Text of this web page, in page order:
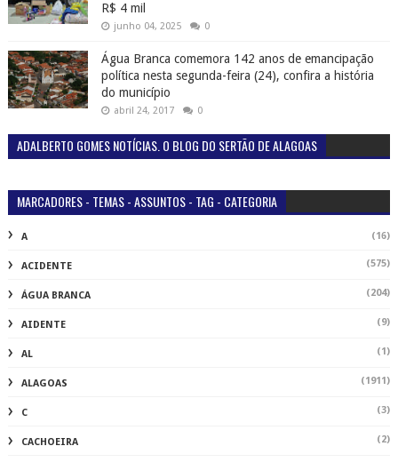
R$ 4 mil
junho 04, 2025 0
Água Branca comemora 142 anos de emancipação
política nesta segunda-feira (24), confira a história
do município
abril 24, 2017 0
ADALBERTO GOMES NOTÍCIAS. O BLOG DO SERTÃO DE ALAGOAS
MARCADORES - TEMAS - ASSUNTOS - TAG - CATEGORIA
A (16)
ACIDENTE (575)
ÁGUA BRANCA (204)
AIDENTE (9)
AL (1)
ALAGOAS (1911)
C (3)
CACHOEIRA (2)